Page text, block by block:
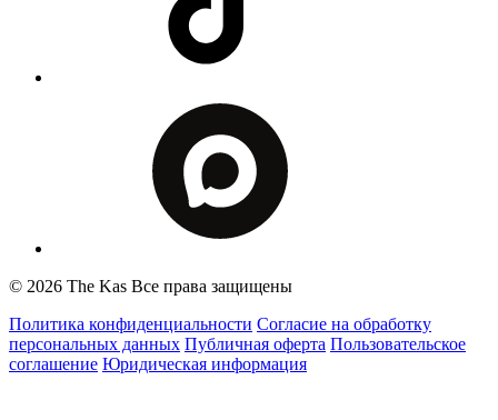
© 2026 The Kas Все права защищены
Политика конфиденциальности Согласие на обработку
персональных данных Публичная оферта Пользовательское
соглашение Юридическая информация